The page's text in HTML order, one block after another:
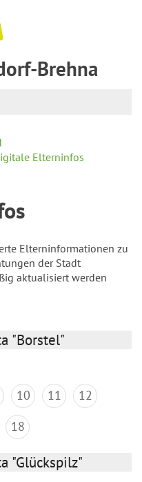
Brehna
Elterninfos
Elterninformationen zu
der Stadt
aktualisiert werden
"Borstel"
10 11
12
18
"Glückspilz"